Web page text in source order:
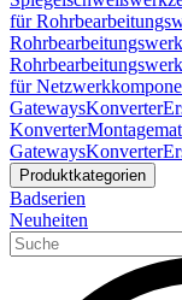
für
für
GatewaysKonverter
Konverter
GatewaysKonverter
Produktkategorien
Badserien
Neuheiten